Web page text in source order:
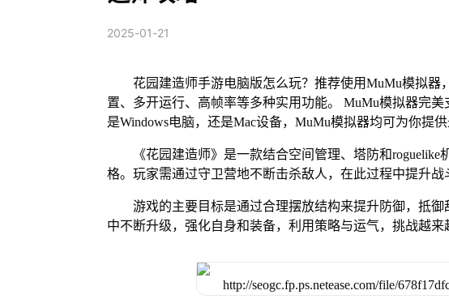
2025-01-21
花园建造师手游电脑版怎么玩？推荐使用MuMu模拟
置、多开运行、高帧率等多种实用功能。 MuMu模拟器完美
是Windows电脑，还是Mac设备，MuMu模拟器均可为你提
《花园建造师》是一款结合空间管理、塔防和
格。玩家需通过守卫营地不断击杀敌人，在此过程中提升战
游戏的主要目标是通过合理摆放结构来提升防御，抵
中不断升级，强化自身和装备，利用策略与运气，挑战越来